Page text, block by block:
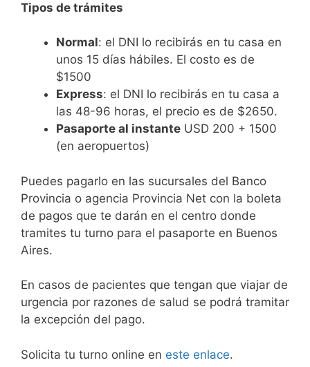
Tipos de trámites
Normal: el DNI lo recibirás en tu casa en
unos 15 días hábiles. El costo es de
$1500
Express: el DNI lo recibirás en tu casa a
las 48-96 horas, el precio es de $2650.
Pasaporte al instante USD 200 + 1500
(en aeropuertos)
Puedes pagarlo en las sucursales del Banco
Provincia o agencia Provincia Net con la boleta
de pagos que te darán en el centro donde
tramites tu turno para el pasaporte en Buenos
Aires.
En casos de pacientes que tengan que viajar de
urgencia por razones de salud se podrá tramitar
la excepción del pago.
Solicita tu turno online en este enlace.